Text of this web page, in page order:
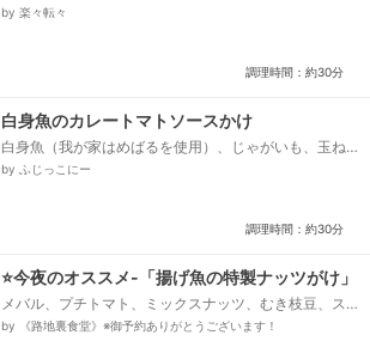
味シャンタン
by 楽々転々
調理時間：約30分
白身魚のカレートマトソースかけ
白身魚（我が家はめばるを使用）、じゃがいも、玉ね
ぎ、にんじん、カレー粉、☆トマトケチャップ、☆ト
by ふじっこにー
調理時間：約30分
⭐今夜のオススメ-「揚げ魚の特製ナッツがけ」
メバル、プチトマト、ミックスナッツ、むき枝豆、ス
イートコーン、長ネギ、砂糖小さじ、いの一番、ガー
by 《路地裏食堂》※御予約ありがとうございます！